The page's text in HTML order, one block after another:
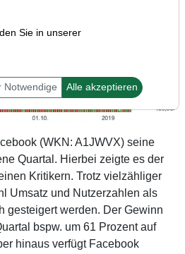
(WKN: A1JWVX) seine
Quartal. Hierbei zeigte es der
Kritikern. Trotz vielzähliger
Umsatz und Nutzerzahlen als
gesteigert werden. Der Gewinn
bspw. um 61 Prozent auf
hinaus verfügt Facebook
Sie in unserer
Notwendige Alle akzeptieren